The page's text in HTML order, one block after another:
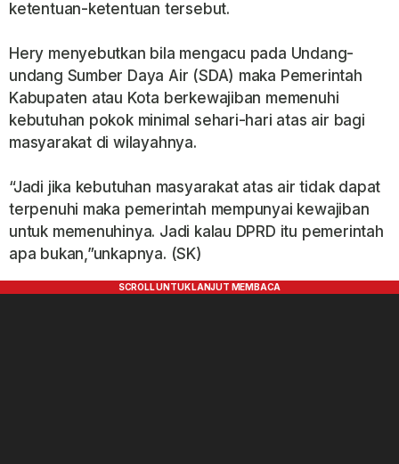
ketentuan-ketentuan tersebut.
Hery menyebutkan bila mengacu pada Undang-
undang Sumber Daya Air (SDA) maka Pemerintah
Kabupaten atau Kota berkewajiban memenuhi
kebutuhan pokok minimal sehari-hari atas air bagi
masyarakat di wilayahnya.
“Jadi jika kebutuhan masyarakat atas air tidak dapat
terpenuhi maka pemerintah mempunyai kewajiban
untuk memenuhinya. Jadi kalau DPRD itu pemerintah
apa bukan,”unkapnya. (SK)